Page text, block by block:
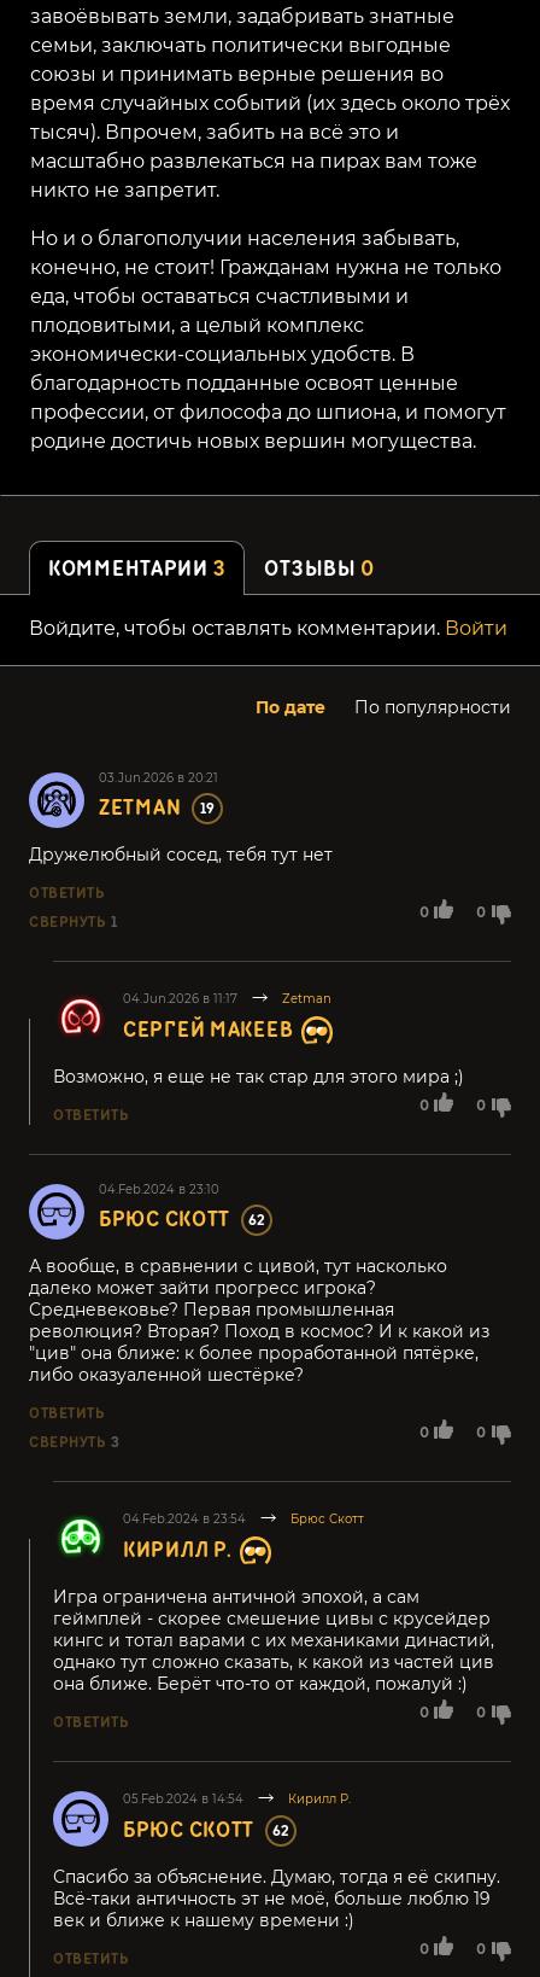
завоёвывать земли, задабривать знатные
семьи, заключать политически выгодные
союзы и принимать верные решения во
время случайных событий (их здесь около трёх
тысяч). Впрочем, забить на всё это и
масштабно развлекаться на пирах вам тоже
никто не запретит.
Но и о благополучии населения забывать,
конечно, не стоит! Гражданам нужна не только
еда, чтобы оставаться счастливыми и
плодовитыми, а целый комплекс
экономически-социальных удобств. В
благодарность подданные освоят ценные
профессии, от философа до шпиона, и помогут
родине достичь новых вершин могущества.
КОММЕНТАРИИ 3 ОТЗЫВЫ 0
Войдите, чтобы оставлять комментарии. Войти
По дате По популярности
03.Jun.2026 в 20:21
ZETMAN 19
0 0
Дружелюбный сосед, тебя тут нет
ОТВЕТИТЬ
СВЕРНУТЬ 1
04.Jun.2026 в 11:17 Zetman
СЕРГЕЙ МАКЕЕВ
0 0
Возможно, я еще не так стар для этого мира ;)
ОТВЕТИТЬ
04.Feb.2024 в 23:10
БРЮС СКОТТ 62
0 0
А вообще, в сравнении с цивой, тут насколько
далеко может зайти прогресс игрока?
Средневековье? Первая промышленная
революция? Вторая? Поход в космос? И к какой из
"цив" она ближе: к более проработанной пятёрке,
либо оказуаленной шестёрке?
ОТВЕТИТЬ
СВЕРНУТЬ 3
04.Feb.2024 в 23:54 Брюс Скотт
КИРИЛЛ Р.
0 0
Игра ограничена античной эпохой, а сам
геймплей - скорее смешение цивы с крусейдер
кингс и тотал варами с их механиками династий,
однако тут сложно сказать, к какой из частей цив
она ближе. Берёт что-то от каждой, пожалуй :)
ОТВЕТИТЬ
05.Feb.2024 в 14:54 Кирилл Р.
БРЮС СКОТТ 62
0 0
Спасибо за объяснение. Думаю, тогда я её скипну.
Всё-таки античность эт не моё, больше люблю 19
век и ближе к нашему времени :)
ОТВЕТИТЬ